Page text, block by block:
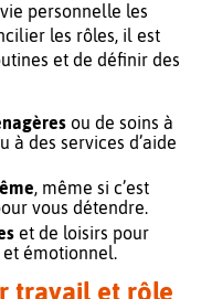
personnelle les
les rôles, il est
et de définir des
ou de soins à
à des services d’aide
, même si c’est
vous détendre.
et de loisirs pour
émotionnel.
travail et rôle